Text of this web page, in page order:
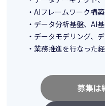
・AIフレームワーク構
・データ分析基盤、AI
・データモデリング、
・業務推進を行なった
募集は